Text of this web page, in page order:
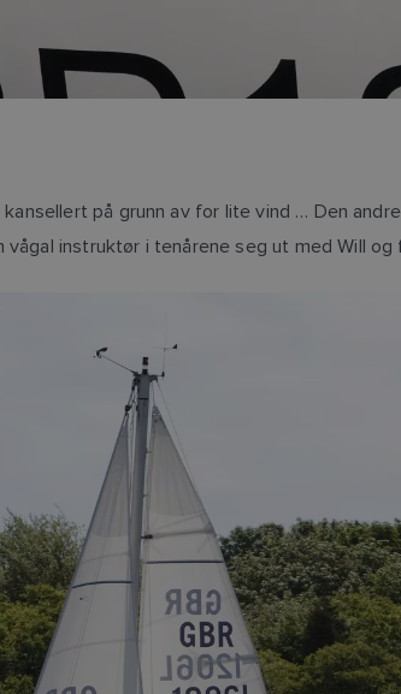
på grunn av for lite vind … Den
instruktør i tenårene seg ut med Will